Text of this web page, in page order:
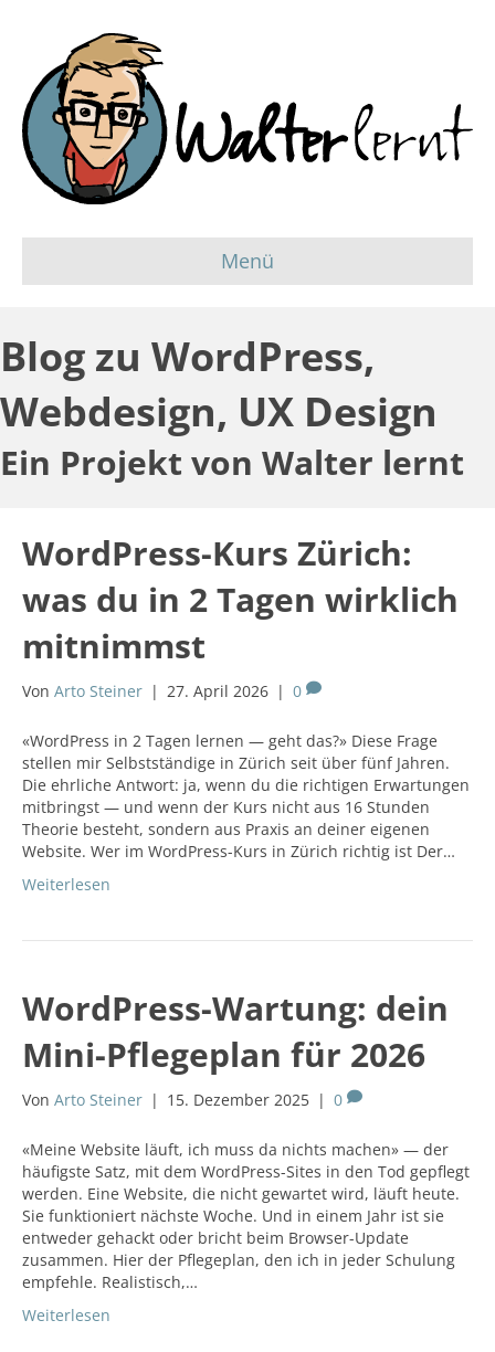
Menü
Blog zu WordPress,
Webdesign, UX Design
Ein Projekt von Walter lernt
WordPress-Kurs Zürich:
was du in 2 Tagen wirklich
mitnimmst
Von Arto Steiner | 27. April 2026 | 0
«WordPress in 2 Tagen lernen — geht das?» Diese Frage
stellen mir Selbstständige in Zürich seit über fünf Jahren.
Die ehrliche Antwort: ja, wenn du die richtigen Erwartungen
mitbringst — und wenn der Kurs nicht aus 16 Stunden
Theorie besteht, sondern aus Praxis an deiner eigenen
Website. Wer im WordPress-Kurs in Zürich richtig ist Der…
Weiterlesen
WordPress-Wartung: dein
Mini-Pflegeplan für 2026
Von Arto Steiner | 15. Dezember 2025 | 0
«Meine Website läuft, ich muss da nichts machen» — der
häufigste Satz, mit dem WordPress-Sites in den Tod gepflegt
werden. Eine Website, die nicht gewartet wird, läuft heute.
Sie funktioniert nächste Woche. Und in einem Jahr ist sie
entweder gehackt oder bricht beim Browser-Update
zusammen. Hier der Pflegeplan, den ich in jeder Schulung
empfehle. Realistisch,…
Weiterlesen